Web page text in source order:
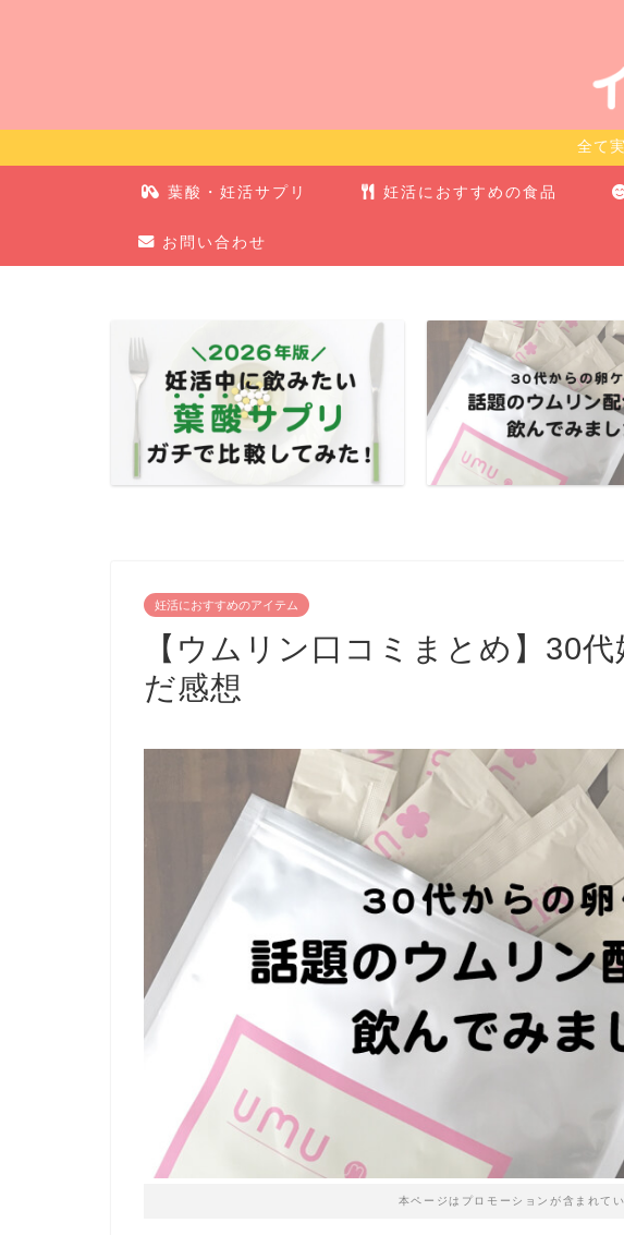
全て
葉酸・妊活サプリ 妊活におすすめの食品
お問い合わせ
妊活におすすめのアイテム
【ウムリン口コミまとめ】30
だ感想
本ページはプロモーションが含まれて